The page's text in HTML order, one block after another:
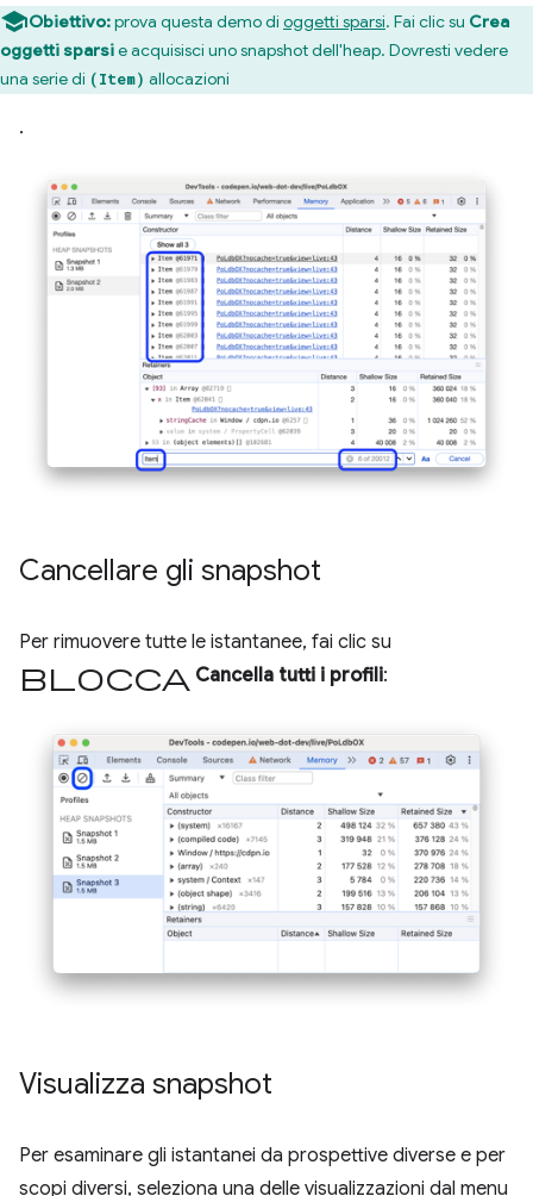
Obiettivo:prova questa demo di oggetti sparsi. Fai clic su Crea
oggetti sparsie acquisisci uno snapshot dell'heap. Dovresti vedere
una serie di (Item) allocazioni
.
Cancellare gli snapshot
Per rimuovere tutte le istantanee, fai clic su
blocca Cancella tutti i profili:
Visualizza snapshot
Per esaminare gli istantanei da prospettive diverse e per
scopi diversi, seleziona una delle visualizzazioni dal menu